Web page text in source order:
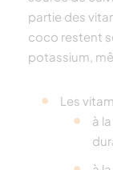
partie des
coco restent
potassium,
Les
à